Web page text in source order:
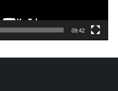
09:42